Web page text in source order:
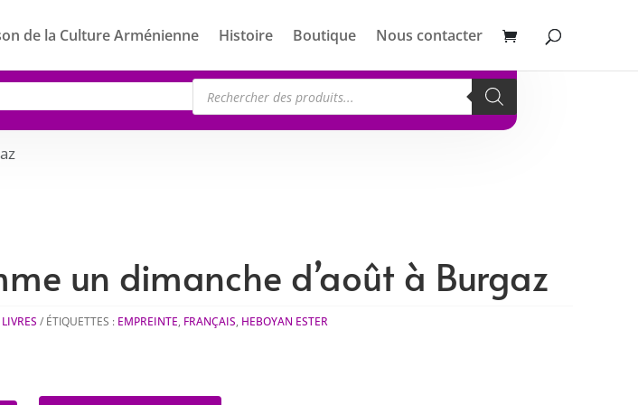
de la Culture Arménienne Histoire Boutique Nous contacter
Recherche
de
produits
un dimanche d’août à Burgaz
LIVRES ÉTIQUETTES : EMPREINTE, FRANÇAIS, HEBOYAN ESTER